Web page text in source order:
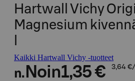
Hartwall Vichy
Magnesium
Kaikki Hartwall Vichy -tuotteet
n. Noin1,35 € 3,64 €/l